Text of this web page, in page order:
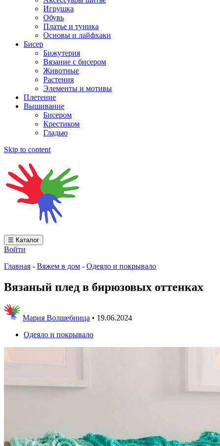
Игрушка
Обувь
Платье и туника
Основы и лайфхаки
Бисер
Бижутерия
Вязание с бисером
Животные
Растения
Элементы и мотивы
Плетение
Вышивание
Бисером
Крестиком
Гладью
Skip to content
☰ Каталог
Войти
Главная - Вяжем в дом - Одеяло и покрывало
Вязаный плед в бирюзовых оттенках
Мария Волшебница • 19.06.2024
Одеяло и покрывало